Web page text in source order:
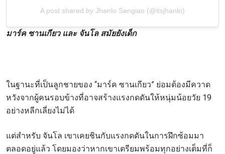
A post shared by Jhanlo Sangiao (@itsjhanlo)
มาร์ค ซานเกียว และ จันโล สมัยยังเด็ก
ในฐานะที่เป็นลูกชายของ “มาร์ค ซานเกียว” ย่อมต้องมีควาด
หวังจากผู้คนรอบข้างที่อาจสร้างแรงกดดันให้หนุ่มน้อยวัย 19
อย่างหลีกเลี่ยงไม่ได้
แต่สำหรับ จันโล เขาเคยชินกับแรงกดดันในการฝึกซ้อมมา
ตลอดอยู่แล้ว โดยมองว่าหากเขาเตรียมพร้อมทุกอย่างเต็มที่ก็